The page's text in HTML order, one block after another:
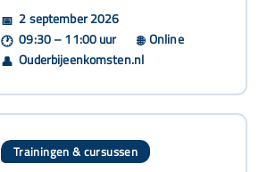
📅 2 september 2026
🕐 09:30 – 11:00 uur 🌐 Online
👤 Ouderbijeenkomsten.nl
Trainingen & cursussen